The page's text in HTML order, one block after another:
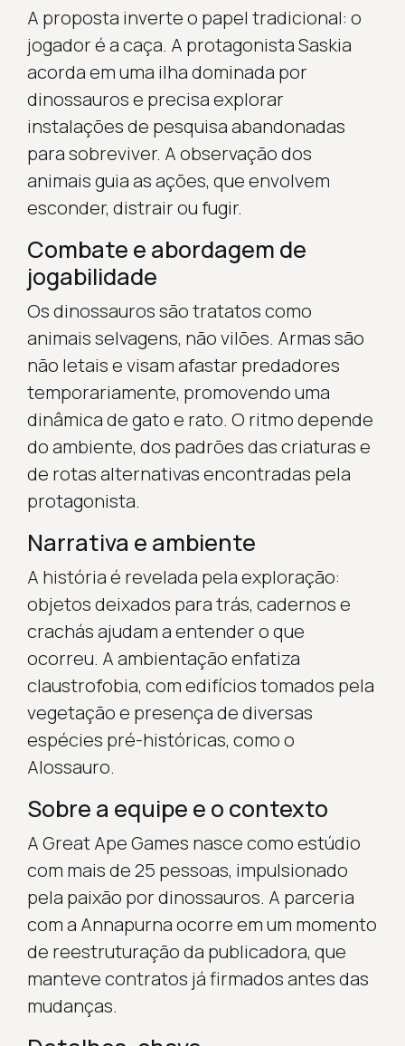
A proposta inverte o papel tradicional: o
jogador é a caça. A protagonista Saskia
acorda em uma ilha dominada por
dinossauros e precisa explorar
instalações de pesquisa abandonadas
para sobreviver. A observação dos
animais guia as ações, que envolvem
esconder, distrair ou fugir.
Combate e abordagem de
jogabilidade
Os dinossauros são tratatos como
animais selvagens, não vilões. Armas são
não letais e visam afastar predadores
temporariamente, promovendo uma
dinâmica de gato e rato. O ritmo depende
do ambiente, dos padrões das criaturas e
de rotas alternativas encontradas pela
protagonista.
Narrativa e ambiente
A história é revelada pela exploração:
objetos deixados para trás, cadernos e
crachás ajudam a entender o que
ocorreu. A ambientação enfatiza
claustrofobia, com edifícios tomados pela
vegetação e presença de diversas
espécies pré-históricas, como o
Alossauro.
Sobre a equipe e o contexto
A Great Ape Games nasce como estúdio
com mais de 25 pessoas, impulsionado
pela paixão por dinossauros. A parceria
com a Annapurna ocorre em um momento
de reestruturação da publicadora, que
manteve contratos já firmados antes das
mudanças.